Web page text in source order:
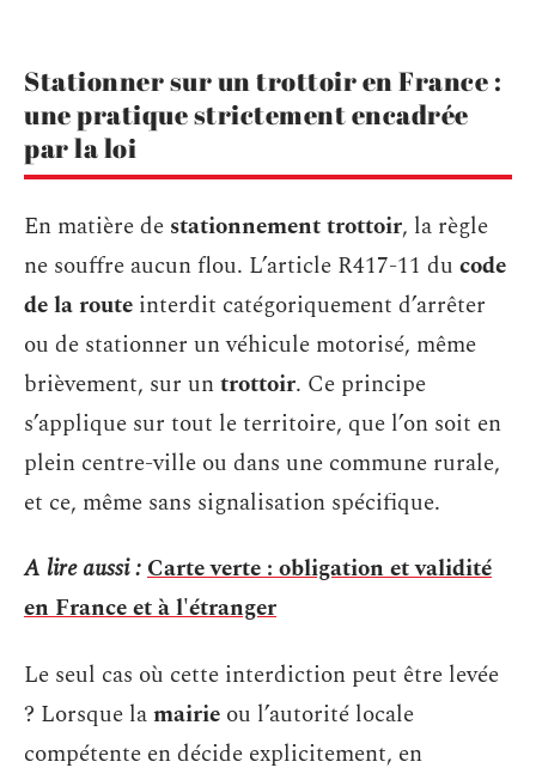
Stationner sur un trottoir en France :
une pratique strictement encadrée
par la loi
En matière de stationnement trottoir, la règle
ne souffre aucun flou. L’article R417-11 du code
de la route interdit catégoriquement d’arrêter
ou de stationner un véhicule motorisé, même
brièvement, sur untrottoir. Ce principe
s’applique sur tout le territoire, que l’on soit en
plein centre-ville ou dans une commune rurale,
et ce, même sans signalisation spécifique.
A lire aussi :Carte verte : obligation et validité
en France et à l'étranger
Le seul cas où cette interdiction peut être levée
? Lorsque lamairie ou l’autorité locale
compétente en décide explicitement, en